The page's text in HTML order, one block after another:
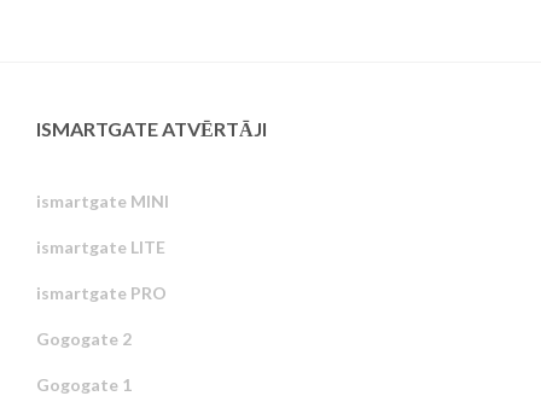
ISMARTGATE ATVĒRTĀJI
ismartgate MINI
ismartgate LITE
ismartgate PRO
Gogogate 2
Gogogate 1